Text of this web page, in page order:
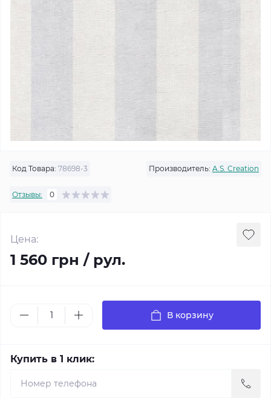
Код Товара: 78698-3 Производитель: A.S. Creation
Отзывы: 0
Цена:
1 560 грн / рул.
В корзину
Купить в 1 клик: